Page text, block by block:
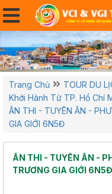
Trang Chủ
TOUR DU
Khởi Hành Từ TP. Hồ Chí
ÂN THI - TUYÊN ÂN -
GIA GIỚI 6N5Đ
ÂN THI - TUYÊN ÂN -
TRƯƠNG GIA GIỚI 6N5Đ